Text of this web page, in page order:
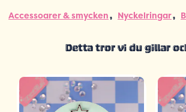
Accessoarer & smycken Nyckelringar
Detta tror vi du gillar